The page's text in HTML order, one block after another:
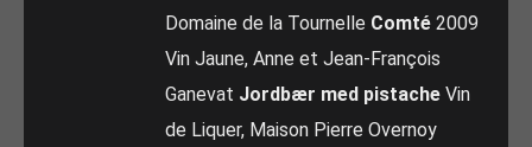
Domaine de la Tournelle Comté 2009
Vin Jaune, Anne et Jean-François
Ganevat Jordbær med pistache Vin
de Liquer, Maison Pierre Overnoy